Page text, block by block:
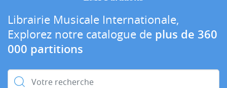
Librairie Musicale Internationale,
Explorez notre catalogue de plus de 360
000 partitions
Rechercher :